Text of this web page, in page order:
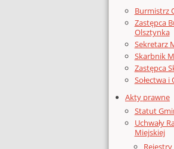
Burmistrz
Zastępca
Olsztynka
Sekretarz
Skarbnik
Zastępca
Sołectwa i
Akty prawne
Statut
Uchwały
Miejskiej
Rejestry